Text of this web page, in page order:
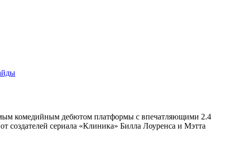
комедийным дебютом платформы с впечатляющими 2.4
создателей сериала «Клиника» Билла Лоуренса и Мэтта